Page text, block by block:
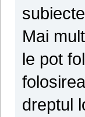
Mai
le pot
dreptul